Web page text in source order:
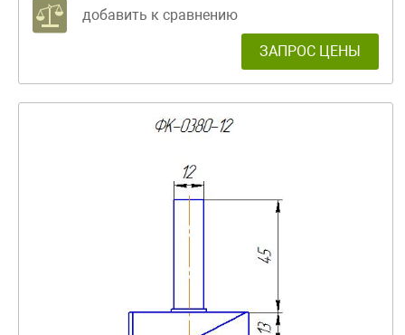
добавить к сравнению
ЗАПРОС ЦЕНЫ